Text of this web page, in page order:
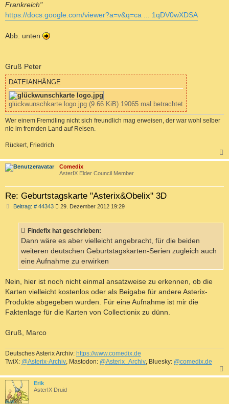
Frankreich"
https://docs.google.com/viewer?a=v&q=ca ... 1qDV0wXDSA
Abb. unten
Gruß Peter
DATEIANHÄNGE
glückwunschkarte logo.jpg (9.66 KiB) 19065 mal betrachtet
Wer einem Fremdling nicht sich freundlich mag erweisen, der war wohl selber
nie im fremden Land auf Reisen.
Rückert, Friedrich
a
Comedix
AsterIX Elder Council Member
Re: Geburtstagskarte "Asterix&Obelix" 3D
Beitrag: # 44343B
r
a
29. Dezember 2012 19:29
Findefix hat geschrieben:
Dann wäre es aber vielleicht angebracht, für die beiden
weiteren deutschen Geburtstagskarten-Serien zugleich auch
eine Aufnahme zu erwirken
Nein, hier ist noch nicht einmal ansatzweise zu erkennen, ob die
Karten vielleicht kostenlos oder als Beigabe für andere Asterix-
Produkte abgegeben wurden. Für eine Aufnahme ist mir die
Faktenlage für die Karten von Collectionix zu dünn.
Gruß, Marco
Deutsches Asterix Archiv: https://www.comedix.de
TwiX: @Asterix-Archiv, Mastodon: @Asterix_Archiv, Bluesky: @comedix.de
a
Erik
AsterIX Druid